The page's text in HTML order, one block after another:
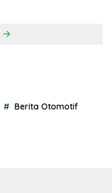
Berita Otomotif